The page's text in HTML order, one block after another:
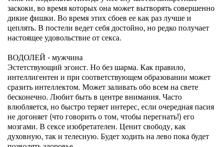
заскоки, во время которых она может вытворять совершенно
дикие фишки. Во время этих сбоев ее как раз лучше и
цеплять. В постели ведет себя достойно, но редко получает
настоящее удовольствие от секса.
ВОДОЛЕЙ - мужчина
Эстетствующий эгоист. Но без шарма. Как правило,
интеллигентен и при соответствующем образовании может
сразить интеллектом. Может заливать обо всем на свете
бесконечно. Любит быть в центре внимания. Часто
влюбляется, но быстро теряет интерес, если очередная пасия
не догоняет (что говорить о том, чтобы перегнать!) его
мозгами. В сексе изобретателен. Ценит свободу, как
духовную, так и телесную. Будет ходить на лево пока будет